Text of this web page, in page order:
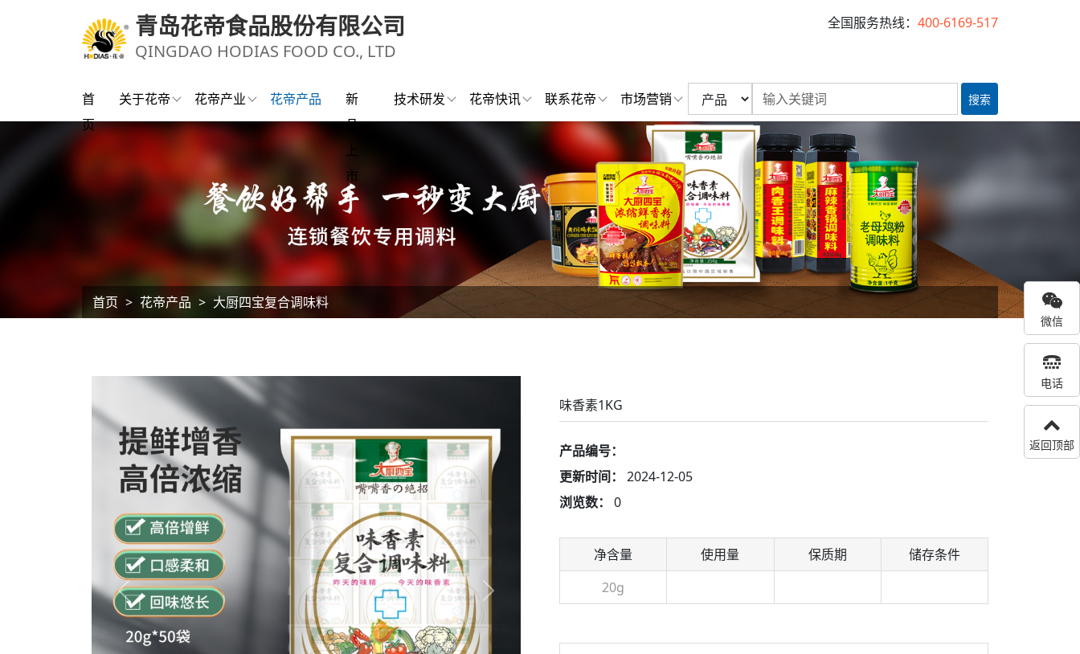
青岛花帝食品股份有限公司
QINGDAO HODIAS FOOD CO., LTD
全国服务热线： 400-6169-517
首
页
关于花帝 花帝产业 花帝产品
新
品
上
市
技术研发 花帝快讯 联系花帝 市场营销 搜索
首页 > 花帝产品 > 大厨四宝复合调味料
Previous Next
味香素1KG
产品编号：
更新时间：
2024-12-05
浏览数：
0
净含量
20g
使用量 保质期 储存条件
微信
电话
返回顶部